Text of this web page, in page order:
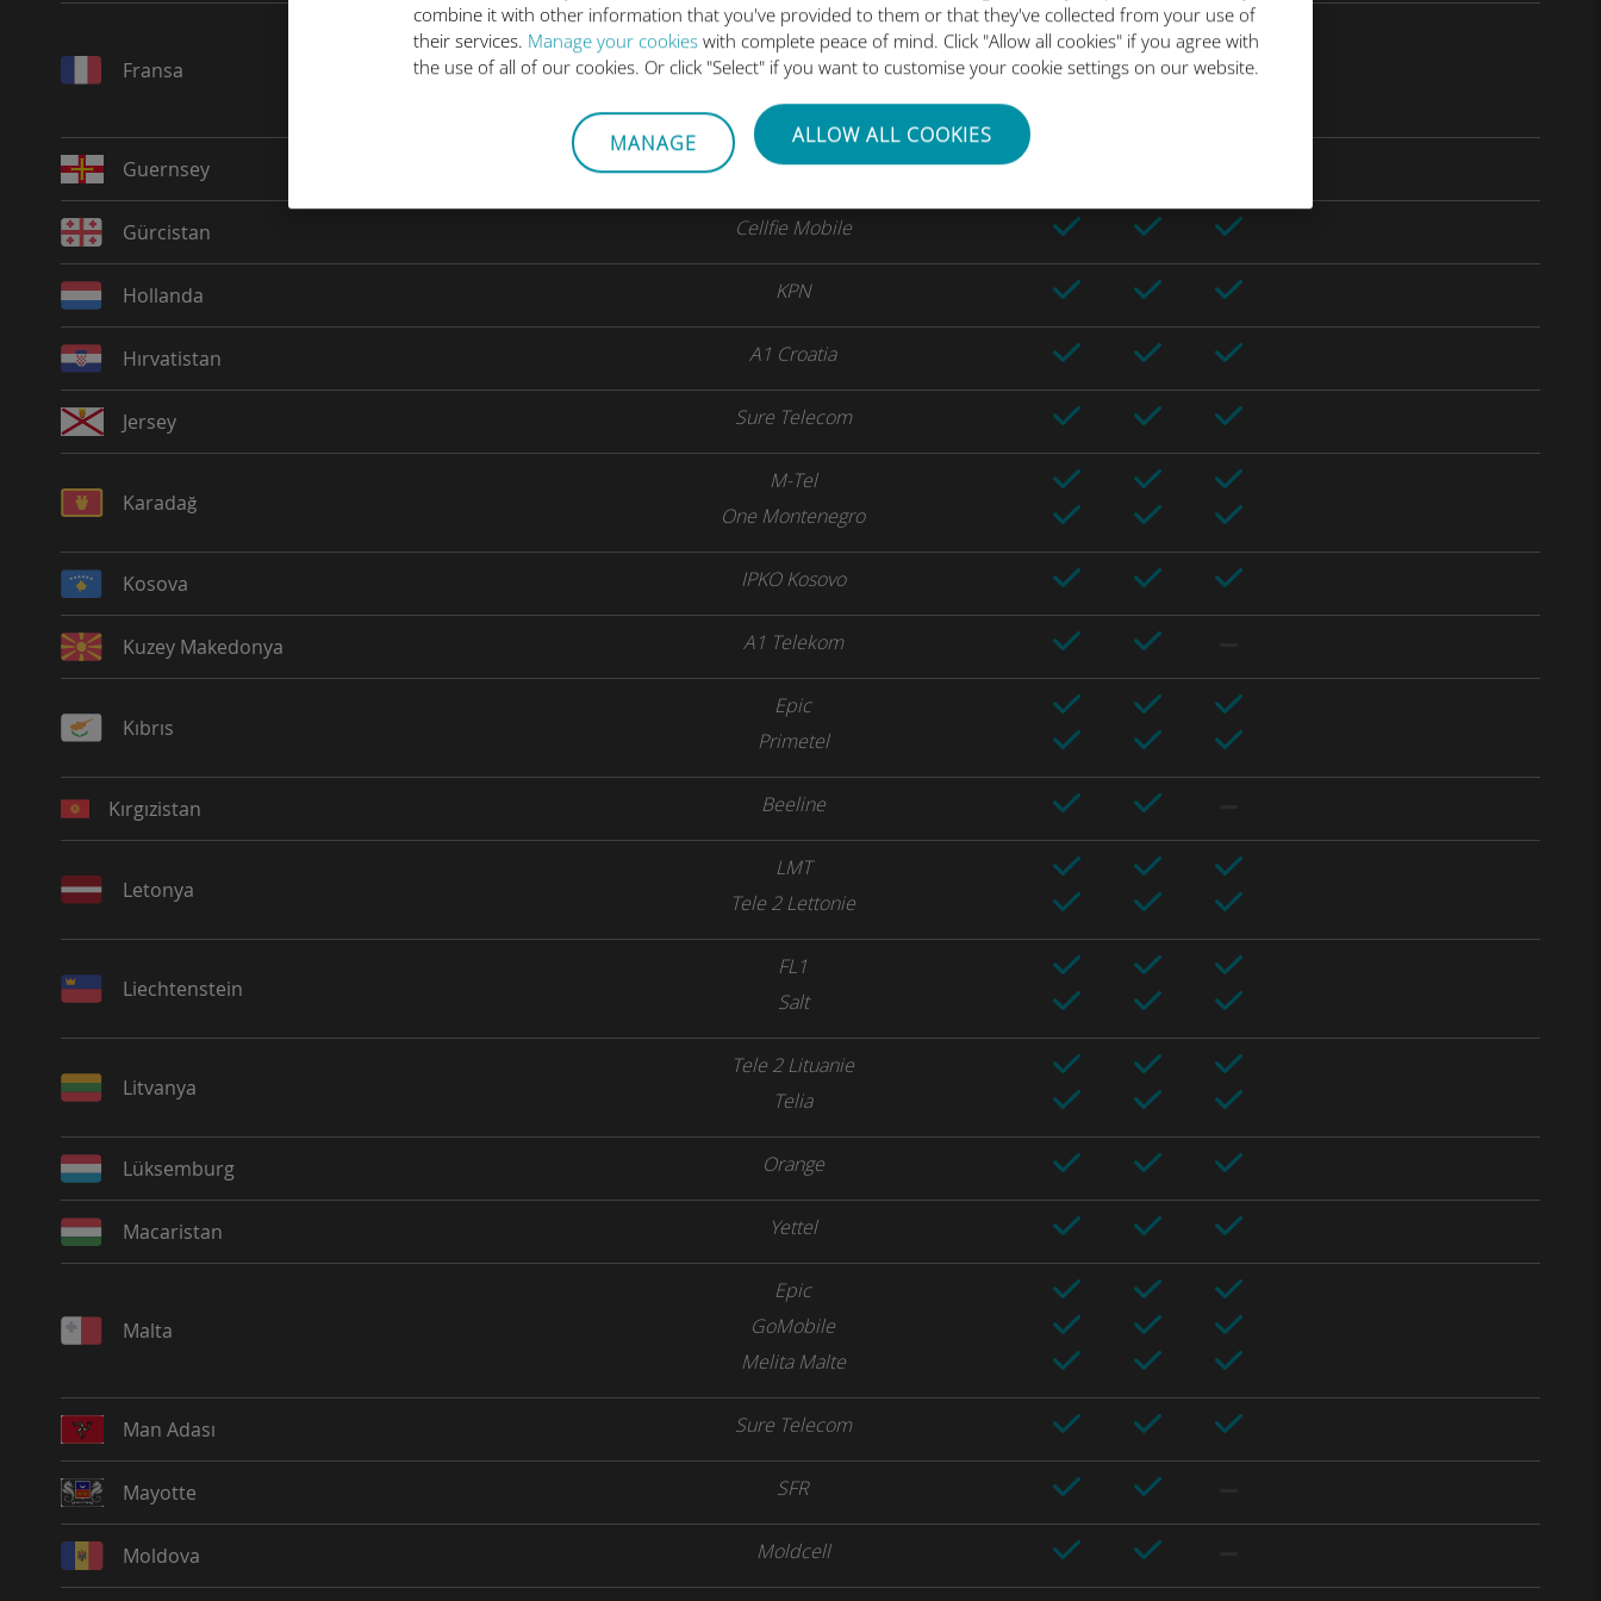
combine it with other information that you've provided to them or that they've collected from your use of
their services. Manage your cookies with complete peace of mind. Click "Allow all cookies" if you agree with
the use of all of our cookies. Or click "Select" if you want to customise your cookie settings on our website.
MANAGE ALLOW ALL COOKIES
Fransa
Free Mobile
Orange
SFR
Guernsey Sure Telecom
Gürcistan Cellfie Mobile
Hollanda KPN
Hırvatistan A1 Croatia
Jersey Sure Telecom
Karadağ
M-Tel
One Montenegro
Kosova IPKO Kosovo
Kuzey Makedonya A1 Telekom
Kıbrıs
Epic
Primetel
Kırgızistan Beeline
Letonya
LMT
Tele 2 Lettonie
Liechtenstein
FL1
Salt
Litvanya
Tele 2 Lituanie
Telia
Lüksemburg Orange
Macaristan Yettel
Malta
Epic
GoMobile
Melita Malte
Man Adası Sure Telecom
Mayotte SFR
Moldova Moldcell